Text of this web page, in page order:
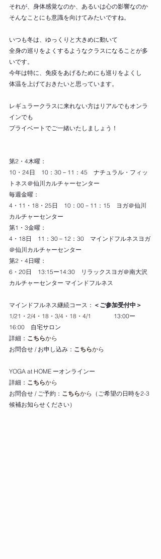
それが、身体感覚なのか、あるいは心の影響なのか
そんなことにも意識を向けてみたいですね。
いつも冬は、ゆっくりと大きめに動いて
全身の巡りをよくするようなクラスになることが多
いです。
今年は特に、免疫をあげるためにも巡りをよくし
体温を上げておきたいと思っています。
レギュラークラスに来れない方はリアルでもオンラ
インでも
プライベートでご一緒いたしましょう！
第2・4木曜：
10・24日　10：30－11：45　ナチュラル・フィッ
トネス＠仙川カルチャーセンター
毎週金曜：
4・11・18・25日　10：00－11：15　ヨガ＠仙川
カルチャーセンター
第1・3金曜：
4・18日　11：30－12：30　マインドフルネスヨガ
＠仙川カルチャーセンター
第2・4日曜：
6・20日　13:15ー14:30　リラックスヨガ＠南大沢
カルチャーセンター マインドフルネス
マインドフルネス継続コース： ＜ご参加受付中＞
1/21・2/4・18・3/4・18・4/1 13:00ー
16:00　自宅サロン
詳細： こちらから
お問合せ / お申し込み： こちらから
YOGA at HOME ーオンラインー
詳細： こちらから
お問合せ / ご予約： こちらから（ ご希望の日時を2-3
候補お知らせください）